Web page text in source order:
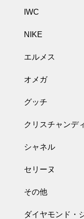
IWC
NIKE
エルメス
オメガ
グッチ
クリスチャンデ
シャネル
セリーヌ
その他
ダイヤモンド・